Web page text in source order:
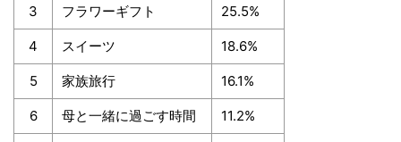
3 フラワーギフト 25.5%
4 スイーツ 18.6%
5 家族旅行 16.1%
6 母と一緒に過ごす時間 11.2%